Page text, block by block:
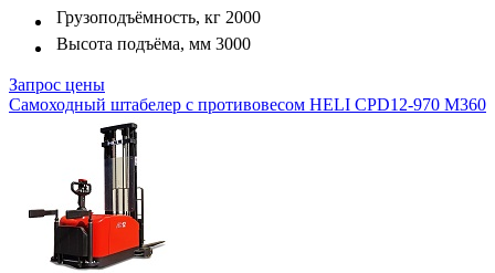
Грузоподъёмность, кг 2000
Высота подъёма, мм 3000
Запрос цены
Самоходный штабелер с противовесом HELI CPD12-970 M360